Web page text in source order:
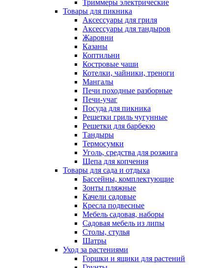
Триммеры электрические
Товары для пикника
Аксессуары для гриля
Аксессуары для тандыров
Жаровни
Казаны
Коптильни
Костровые чаши
Котелки, чайники, треноги
Мангалы
Печи походные разборные
Печи-учаг
Посуда для пикника
Решетки гриль чугунные
Решетки для барбекю
Тандыры
Термосумки
Уголь, средства для розжига
Щепа для копчения
Товары для сада и отдыха
Бассейны, комплектующие
Зонты пляжные
Качели садовые
Кресла подвесные
Мебель садовая, наборы
Садовая мебель из липы
Столы, стулья
Шатры
Уход за растениями
Горшки и ящики для растений